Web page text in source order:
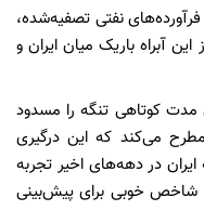
و فرآورده‌های نفتی تصفیه‌شده،
آبراه باریک میان ایران و
مدت کوتاهی تنگه را مسدود
می‌کند که این درگیری
در دهه‌های اخیر تجربه
شاخص خوبی برای پیش‌بینی